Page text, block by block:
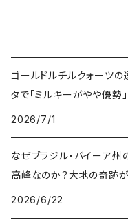
ゴールドルチルクォーツ
タで「ミルキーがやや優勢
2026/7/1
なぜブラジル・バイーア
高峰なのか？大地の奇跡
2026/6/22